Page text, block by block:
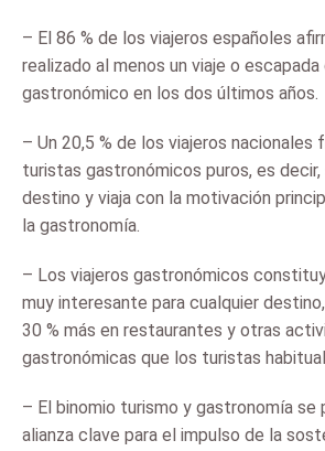
– El 86 % de los viajeros españoles
realizado al menos un viaje o
gastronómico en los dos últimos años.
– Un 20,5 % de los viajeros nacionales
turistas gastronómicos puros, es
destino y viaja con la motivación
la gastronomía.
– Los viajeros gastronómicos
muy interesante para cualquier
30 % más en restaurantes y otras
gastronómicas que los turistas
– El binomio turismo y gastronomía se
alianza clave para el impulso de la